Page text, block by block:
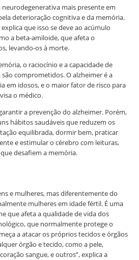
mais presente em
deterioração cognitiva e da memória.
que isso se deve ao acúmulo
a beta-amiloide, que afeta o
levando-os à morte.
o raciocínio e a capacidade de
comprometidos. O alzheimer é a
em idosos, e o maior fator de risco para
o médico.
a prevenção do alzheimer. Porém,
hábitos saudáveis que reduzem os
equilibrada, dormir bem, praticar
e estimular o cérebro com leituras,
desafiem a memória.
e mulheres, mas diferentemente do
mulheres em idade fértil. É uma
que afeta a qualidade de vida dos
que normalmente protege o
a atacar os próprios tecidos e órgãos
órgão e tecido, como a pele,
sangue, e outros”, explica a